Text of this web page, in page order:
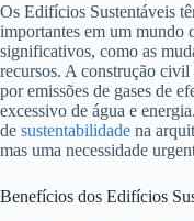
Os Edifícios Sustentáveis
importantes em um mundo
significativos, como as
recursos. A construção civil
por emissões de gases de
excessivo de água e
de sustentabilidade na
mas uma necessidade
Benefícios dos Edifícios